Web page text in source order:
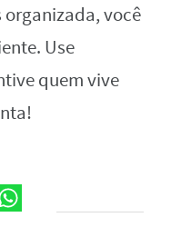
organizada, você
Use
quem vive